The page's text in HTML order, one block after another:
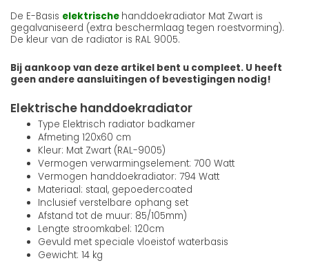
De E-Basis elektrische handdoekradiator Mat Zwart is
gegalvaniseerd (extra beschermlaag tegen roestvorming).
De kleur van de radiator is RAL 9005.
Bij aankoop van deze artikel bent u compleet. U heeft
geen andere aansluitingen of bevestigingen nodig!
Elektrische handdoekradiator
Type Elektrisch radiator badkamer
Afmeting 120x60 cm
Kleur: Mat Zwart (RAL-9005)
Vermogen verwarmingselement: 700 Watt
Vermogen handdoekradiator: 794 Watt
Materiaal: staal, gepoedercoated
Inclusief verstelbare ophang set
Afstand tot de muur: 85/105mm)
Lengte stroomkabel: 120cm
Gevuld met speciale vloeistof waterbasis
Gewicht: 14 kg